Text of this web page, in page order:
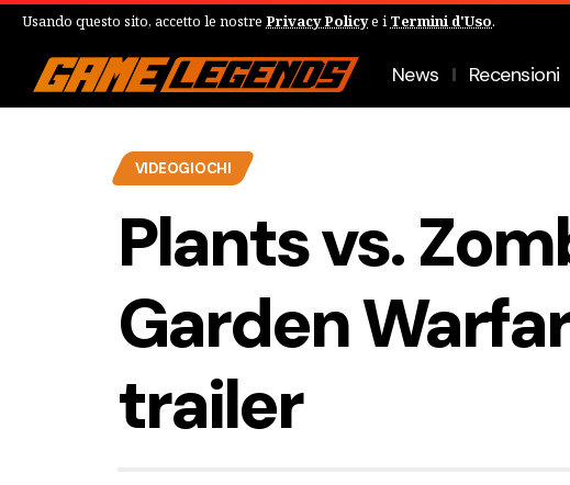
Usando questo sito, accetto le nostre Privacy Policye i Termini d'Uso.
News Recensioni
VIDEOGIOCHI
Plants vs.
Garden
trailer